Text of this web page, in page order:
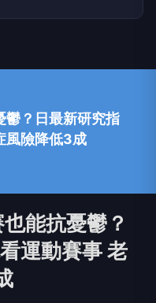
鬱？日最新研究指
風險降低3成
能抗憂鬱？
運動賽事 老